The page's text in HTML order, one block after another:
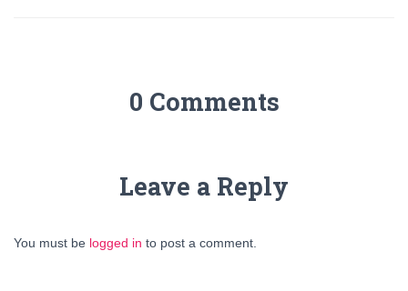
0 Comments
Leave a Reply
You must be logged in to post a comment.